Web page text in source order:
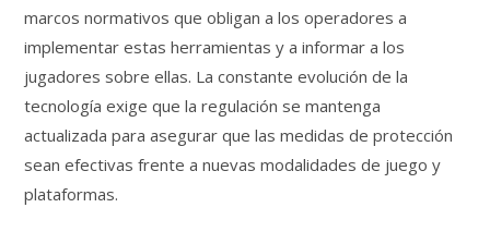
marcos normativos que obligan a los operadores a
implementar estas herramientas y a informar a los
jugadores sobre ellas. La constante evolución de la
tecnología exige que la regulación se mantenga
actualizada para asegurar que las medidas de protección
sean efectivas frente a nuevas modalidades de juego y
plataformas.